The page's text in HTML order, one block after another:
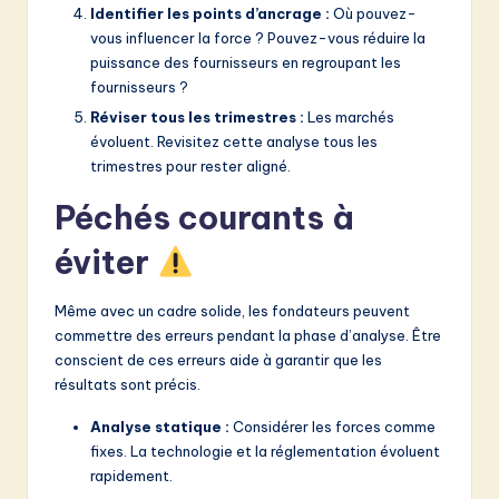
Identifier les points d’ancrage : Où pouvez-
vous influencer la force ? Pouvez-vous réduire la
puissance des fournisseurs en regroupant les
fournisseurs ?
Réviser tous les trimestres : Les marchés
évoluent. Revisitez cette analyse tous les
trimestres pour rester aligné.
Péchés courants à
éviter
Même avec un cadre solide, les fondateurs peuvent
commettre des erreurs pendant la phase d’analyse. Être
conscient de ces erreurs aide à garantir que les
résultats sont précis.
Analyse statique : Considérer les forces comme
fixes. La technologie et la réglementation évoluent
rapidement.